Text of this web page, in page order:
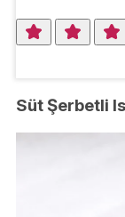
Süt Şerbetli